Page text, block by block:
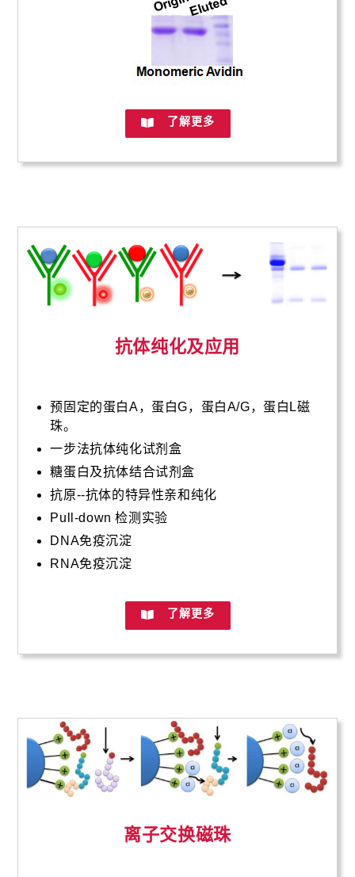
了解更多
抗体纯化及应用
预固定的蛋白A，蛋白G，蛋白A/G，蛋白L磁
珠。
一步法抗体纯化试剂盒
糖蛋白及抗体结合试剂盒
抗原--抗体的特异性亲和纯化
Pull-down 检测实验
DNA免疫沉淀
RNA免疫沉淀
了解更多
离子交换磁珠